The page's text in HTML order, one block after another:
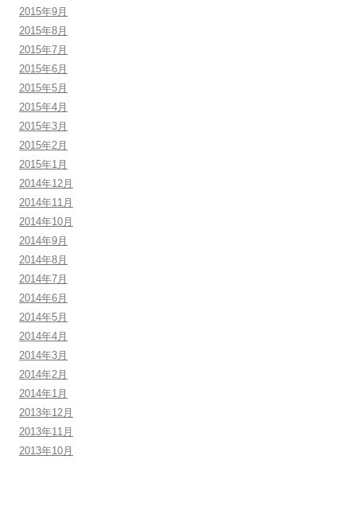
2015年9月
2015年8月
2015年7月
2015年6月
2015年5月
2015年4月
2015年3月
2015年2月
2015年1月
2014年12月
2014年11月
2014年10月
2014年9月
2014年8月
2014年7月
2014年6月
2014年5月
2014年4月
2014年3月
2014年2月
2014年1月
2013年12月
2013年11月
2013年10月